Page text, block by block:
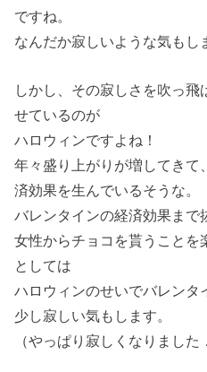
ですね。
なんだか寂しいような気もし
しかし、その寂しさを吹っ
せているのが
ハロウィンですよね！
年々盛り上がりが増してきて
済効果を生んでいるそうな。
バレンタインの経済効果まで
女性からチョコを貰うことを
としては
ハロウィンのせいでバレンタ
少し寂しい気もします。
（やっぱり寂しくなりました